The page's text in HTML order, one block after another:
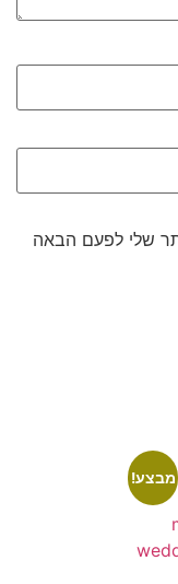
שלי לפעם הבאה
מבצע!